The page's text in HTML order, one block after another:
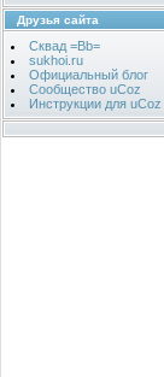
Друзья сайта
Сквад =Bb=
sukhoi.ru
Официальный блог
Сообщество uCoz
Инструкции для uCoz